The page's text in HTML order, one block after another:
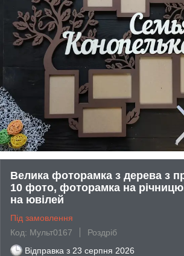
Велика фоторамка з дерева з
10 фото, фоторамка на
на ювілей
Під замовлення
Код: Мульт0167
Роздріб
Відправка з 23 серпня 2026